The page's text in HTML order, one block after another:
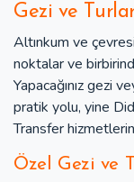
Gezi ve
Altınkum ve
noktalar ve
Yapacağınız gezi
pratik yolu, yine
Transfer
Özel Gezi ve